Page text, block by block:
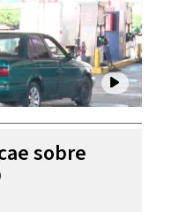
sobre